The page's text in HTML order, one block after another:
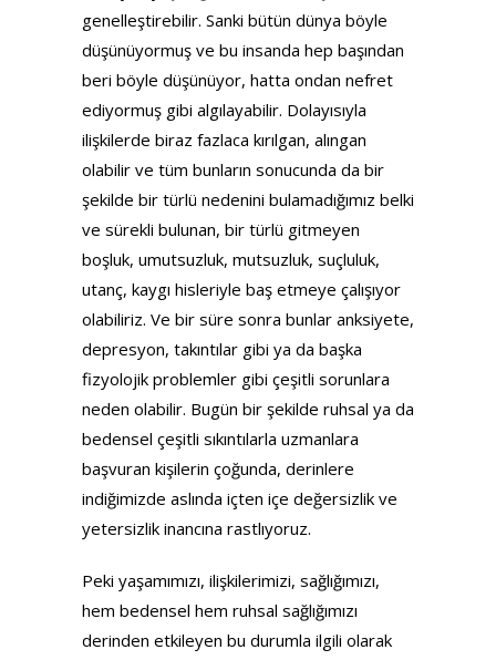
genelleştirebilir. Sanki bütün dünya böyle
düşünüyormuş ve bu insanda hep başından
beri böyle düşünüyor, hatta ondan nefret
ediyormuş gibi algılayabilir. Dolayısıyla
ilişkilerde biraz fazlaca kırılgan, alıngan
olabilir ve tüm bunların sonucunda da bir
şekilde bir türlü nedenini bulamadığımız belki
ve sürekli bulunan, bir türlü gitmeyen
boşluk, umutsuzluk, mutsuzluk, suçluluk,
utanç, kaygı hisleriyle baş etmeye çalışıyor
olabiliriz. Ve bir süre sonra bunlar anksiyete,
depresyon, takıntılar gibi ya da başka
fizyolojik problemler gibi çeşitli sorunlara
neden olabilir. Bugün bir şekilde ruhsal ya da
bedensel çeşitli sıkıntılarla uzmanlara
başvuran kişilerin çoğunda, derinlere
indiğimizde aslında içten içe değersizlik ve
yetersizlik inancına rastlıyoruz.
Peki yaşamımızı, ilişkilerimizi, sağlığımızı,
hem bedensel hem ruhsal sağlığımızı
derinden etkileyen bu durumla ilgili olarak